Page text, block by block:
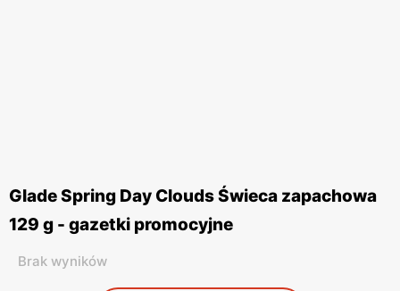
Glade Spring Day Clouds Świeca zapachowa
129 g - gazetki promocyjne
Brak wyników